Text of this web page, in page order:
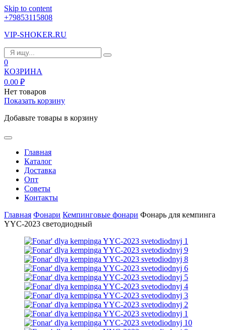
Skip to content
+79853115808
VIP-SHOKER.RU
0
КОЗРИНА
0.00 ₽
Нет товаров
Показать корзину
Добавьте товары в корзину
Главная
Каталог
Доставка
Опт
Советы
Контакты
Главная Фонари Кемпинговые фонари Фонарь для кемпинга
YYC-2023 светодиодный